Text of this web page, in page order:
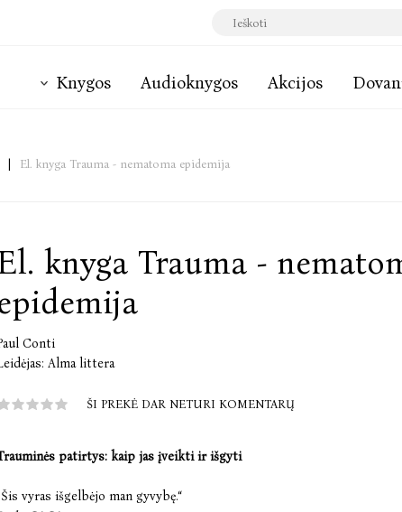
Knygos Audioknygos Akcijos
El. knyga Trauma - nematoma epidemija
knyga Trauma -
Conti
Alma littera
ŠI PREKĖ DAR NETURI KOMENTARŲ
patirtys: kaip jas įveikti ir išgyti
vyras išgelbėjo man gyvybę.“